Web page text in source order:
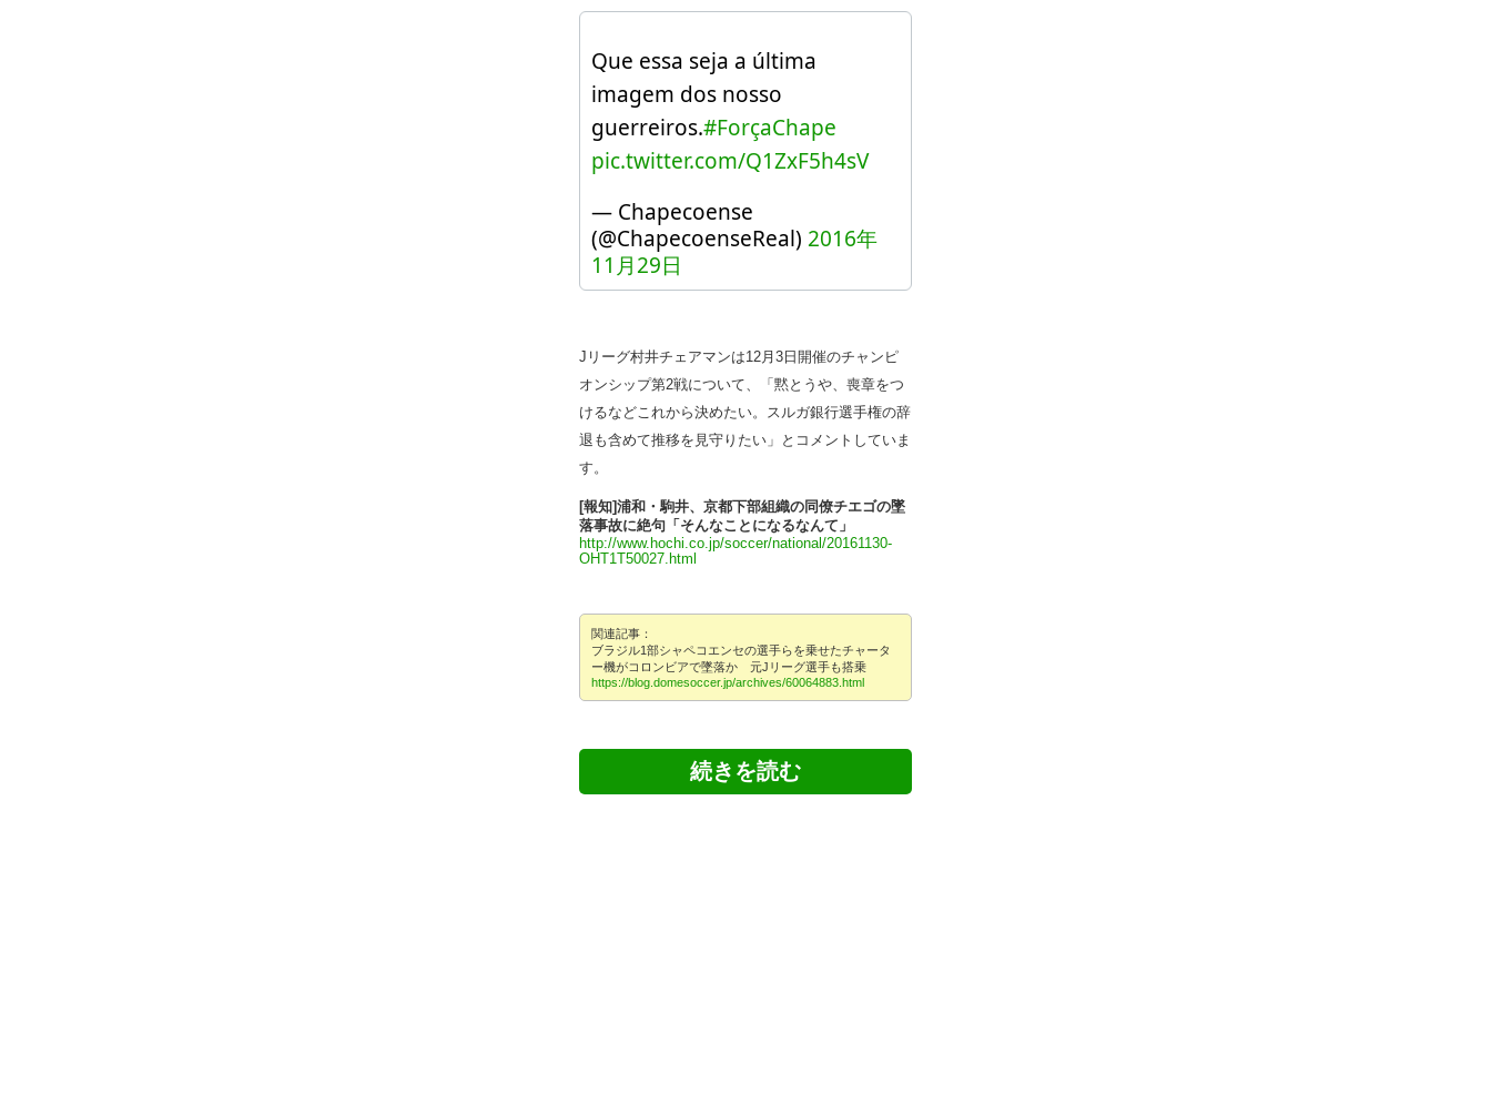
Que essa seja a última
imagem dos nosso
guerreiros.#ForçaChape
pic.twitter.com/Q1ZxF5h4sV
— Chapecoense
(@ChapecoenseReal) 2016年
11月29日
Jリーグ村井チェアマンは12月3日開催のチャンピ
オンシップ第2戦について、「黙とうや、喪章をつ
けるなどこれから決めたい。スルガ銀行選手権の辞
退も含めて推移を見守りたい」とコメントしていま
す。
[報知]浦和・駒井、京都下部組織の同僚チエゴの墜
落事故に絶句「そんなことになるなんて」
http://www.hochi.co.jp/soccer/national/20161130-
OHT1T50027.html
関連記事：
ブラジル1部シャペコエンセの選手らを乗せたチャータ
ー機がコロンビアで墜落か 元Jリーグ選手も搭乗
https://blog.domesoccer.jp/archives/60064883.html